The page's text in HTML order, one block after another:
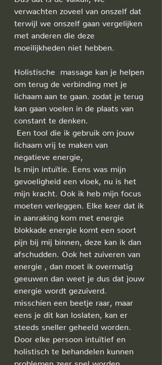
verwachten zoveel van onszelf dat
terwijl we onszelf gaan vergelijken
met anderen die deze
moeilijkheden niet hebben.
Holistische  massage kan je helpen
om terug de verbinding met je
lichaam aan te gaan. zodat je terug
kan gaan voelen in de plaats van
constant te denken.
lichaam vrij te maken van
negatieve energie,
Is mijn intuïtie. Eens was mijn
gevoeligheid een vloek, nu is het
mijn kracht. Ook ik heb mijn focus
moeten verleggen. Elke keer dat ik
in aanraking kom met energie
blokkade energie komt een soort
pijn bij mij binnen, deze kan ik dan
afschudden. Ook het zuiveren van
energie , dan moet ik overmatig
geeuwen dan weet je dus dat jouw
energie wordt gezuiverd.
misschien een beetje raar, maar
eens je dit kan loslaten, kan er
steeds sneller geheeld worden.
Door elke persoon intuïtief en
holistisch te behandelen kunnen
problemen zeer snel worden